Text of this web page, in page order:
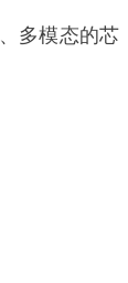
多模态的芯